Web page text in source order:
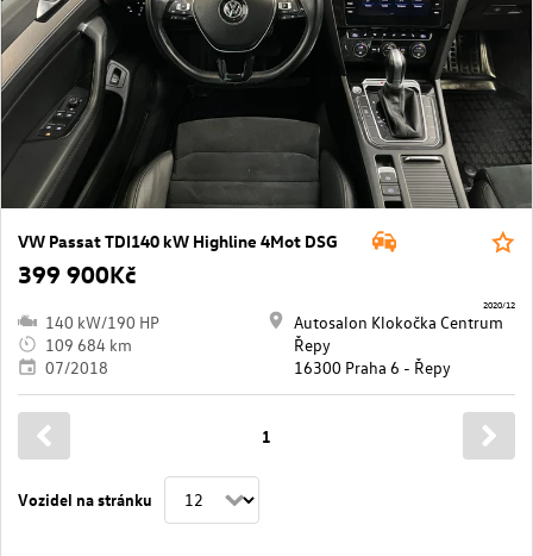
VW Passat TDI140 kW Highline 4Mot DSG
399 900Kč
140 kW/190 HP
109 684 km
07/2018
Autosalon Klokočka Centrum
Řepy
16300 Praha 6 - Řepy
2020/12
Vozidel na stránku
1